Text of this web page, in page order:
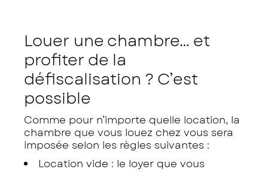
Louer une chambre… et
profiter de la
défiscalisation ? C’est
possible
Comme pour n’importe quelle location, la
chambre que vous louez chez vous sera
imposée selon les règles suivantes :
Location vide : le loyer que vous